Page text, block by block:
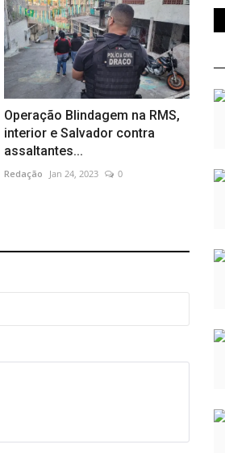
Operação Blindagem na RMS,
interior e Salvador contra
assaltantes...
Redação Jan 24, 2023 0